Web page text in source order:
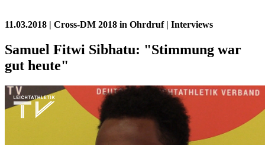
11.03.2018 | Cross-DM 2018 in Ohrdruf | Interviews
Samuel Fitwi Sibhatu: "Stimmung war
gut heute"